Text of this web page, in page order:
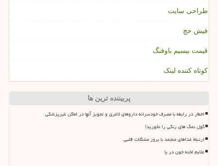
طراحی سایت
فیش حج
قیمت بیسیم باوفنگ
کوتاه کننده لینک
پربیننده ترین ها
اخطار در رابطه با مصرف خودسرانه داروهای لاغری و تجویز آنها در اماکن غیرپزشکی
گول نمک های رنگی را نخورید!
ارتباط غذاهای منجمد با بروز مشکلات قلبی
علایم لخته خون در پا